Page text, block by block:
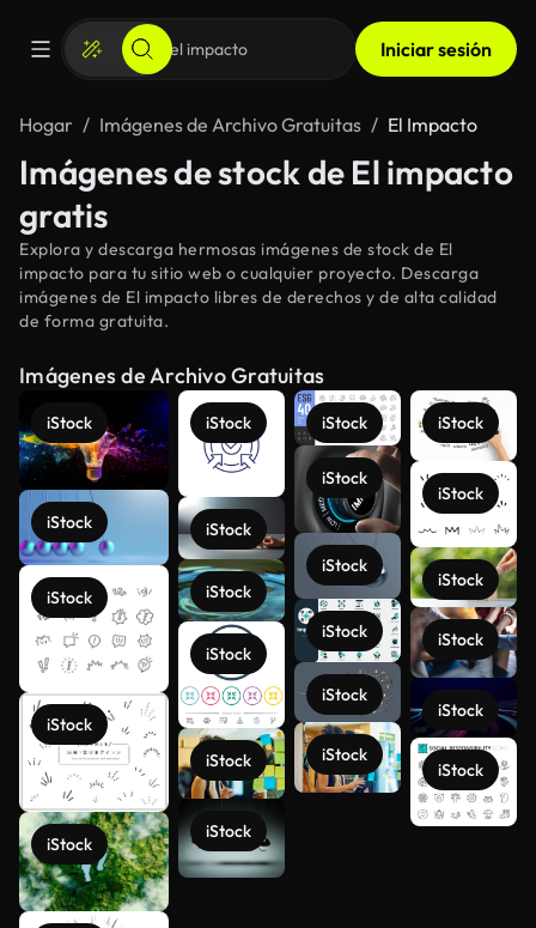
Iniciar sesión
Hogar Imágenes de Archivo Gratuitas El Impacto
Imágenes de stock de El impacto
gratis
Explora y descarga hermosas imágenes de stock de El
impacto para tu sitio web o cualquier proyecto. Descarga
imágenes de El impacto libres de derechos y de alta calidad
de forma gratuita.
Imágenes de Archivo Gratuitas
iStock
iStock
iStock
iStock
iStock
iStock
iStock
iStock
iStock
iStock
iStock
iStock
iStock
iStock
iStock
iStock
iStock
iStock
iStock
iStock
iStock
iStock
iStock